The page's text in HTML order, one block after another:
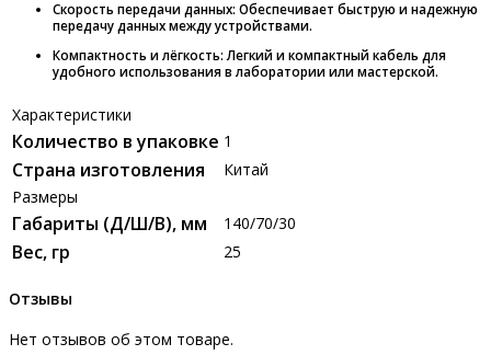
Скорость передачи данных: Обеспечивает быструю и надежную
передачу данных между устройствами.
Компактность и лёгкость: Легкий и компактный кабель для
удобного использования в лаборатории или мастерской.
Характеристики
Количество в упаковке 1
Страна изготовления
Китай
Размеры
Габариты (Д/Ш/В), мм 140/70/30
Вес, гр 25
Отзывы
Нет отзывов об этом товаре.